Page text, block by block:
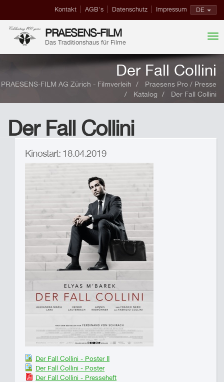
DE
Kontakt AGB's Datenschutz Impressum
PRAESENS-FILM
Das Traditionshaus für Filme
Der Fall Collini
PRAESENS-FILM AG Zürich - Filmverleih
Praesens Pro / Presse
Katalog
Der Fall Collini
Der Fall Collini
Kinostart: 18.04.2019
Der Fall Collini - Poster II
Der Fall Collini - Poster
Der Fall Collini - Presseheft